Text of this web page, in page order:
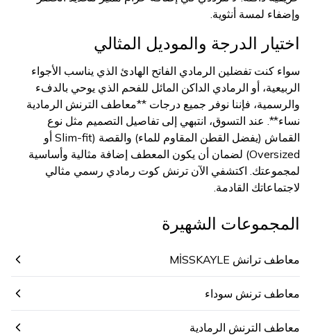
وإضفاء لمسة أنثوية.
اختيار الدرجة والموديل المثالي
سواء كنت تفضلين الرمادي الفاتح الهادئ الذي يناسب الأجواء
الربيعية، أو الرمادي الداكن المائل للفحم الذي يوحي بالدفء
والرسمية، فإننا نوفر جميع درجات **معاطف الترنش الرمادية
نساء**. عند التسوق، انتبهي إلى تفاصيل التصميم مثل نوع
القماش (يفضل القطن المقاوم للماء) والقصة (Slim-fit أو
Oversized) لضمان أن يكون المعطف إضافة مثالية وأساسية
لمجموعتك. اكتشفي الآن ترنش كوت رمادي رسمي مثالي
لاجتماعاتك القادمة.
المجموعات الشهيرة
معاطف ترانش MİSSKAYLE
معاطف ترنش سوداء
معاطف الترنش الرمادية